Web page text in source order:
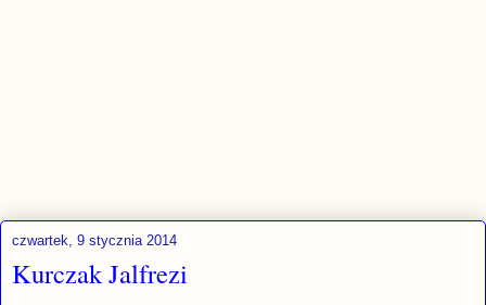
czwartek, 9 stycznia 2014
Kurczak Jalfrezi